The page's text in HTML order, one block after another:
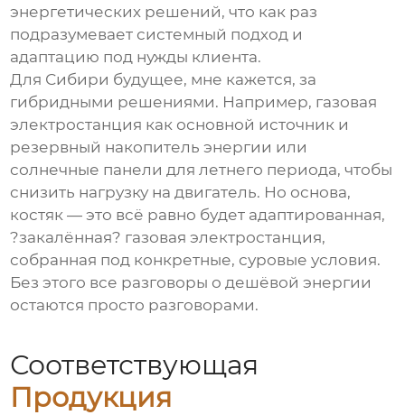
энергетических решений, что как раз
подразумевает системный подход и
адаптацию под нужды клиента.
Для Сибири будущее, мне кажется, за
гибридными решениями. Например, газовая
электростанция как основной источник и
резервный накопитель энергии или
солнечные панели для летнего периода, чтобы
снизить нагрузку на двигатель. Но основа,
костяк — это всё равно будет адаптированная,
?закалённая? газовая электростанция,
собранная под конкретные, суровые условия.
Без этого все разговоры о дешёвой энергии
остаются просто разговорами.
Соответствующая
Продукция